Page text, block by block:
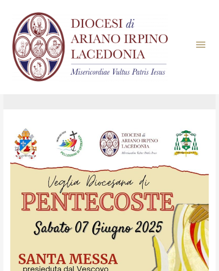
Giorno:25 Maggio
2025